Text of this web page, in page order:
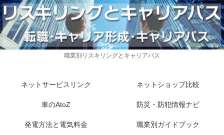
職業別リスキリングとキャリアパス
ネットサービスリンク ネットショップ比較
車のAtoZ 防災・防犯情報ナビ
発電方法と電気料金 職業別ガイドブック